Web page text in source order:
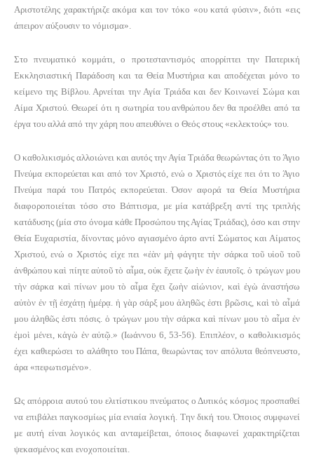
Αριστοτέλης χαρακτήριζε ακόμα και τον τόκο «ου κατά φύσιν», διότι «εις
άπειρον αύξουσιν το νόμισμα».
Στο πνευματικό κομμάτι, ο προτεσταντισμός απορρίπτει την Πατερική
Εκκλησιαστική Παράδοση και τα Θεία Μυστήρια και αποδέχεται μόνο το
κείμενο της Βίβλου. Αρνείται την Αγία Τριάδα και δεν Κοινωνεί Σώμα και
Αίμα Χριστού. Θεωρεί ότι η σωτηρία του ανθρώπου δεν θα προέλθει από τα
έργα του αλλά από την χάρη που απευθύνει ο Θεός στους «εκλεκτούς» του.
Ο καθολικισμός αλλοιώνει και αυτός την Αγία Τριάδα θεωρώντας ότι το Άγιο
Πνεύμα εκπορεύεται και από τον Χριστό, ενώ ο Χριστός είχε πει ότι το Άγιο
Πνεύμα παρά του Πατρός εκπορεύεται. Όσον αφορά τα Θεία Μυστήρια
διαφοροποιείται τόσο στο Βάπτισμα, με μία κατάβρεξη αντί της τριπλής
κατάδυσης (μία στο όνομα κάθε Προσώπου της Αγίας Τριάδας), όσο και στην
Θεία Ευχαριστία, δίνοντας μόνο αγιασμένο άρτο αντί Σώματος και Αίματος
Χριστού, ενώ ο Χριστός είχε πει «ἐὰν μὴ φάγητε τὴν σάρκα τοῦυἱοῦτοῦ
ἀνθρώπου καὶ πίητε αὐτοῦτὸ αἷμα, οὐκἔχετε ζωὴν ἐνἑαυτοῖς.ὁ τρώγων μου
τὴν σάρκα καὶπίνων μου τὸ αἷμα ἔχει ζωὴν αἰώνιον, καὶ ἐγὼ ἀναστήσω
αὐτὸν ἐν τῇ ἐσχάτῃ ἡμέρᾳ. ἡ γὰρ σάρξ μουἀληθῶς ἐστι βρῶσις, καὶτὸ αἷμά
μου ἀληθῶς ἐστι πόσις. ὁ τρώγων μου τὴν σάρκα καὶ πίνων μου τὸ αἷμα ἐν
ἐμοὶ μένει, κἀγὼ ἐν αὐτῷ.» (Ιωάννου 6, 53-56). Επιπλέον, ο καθολικισμός
έχει καθιερώσει το αλάθητο του Πάπα, θεωρώντας τον απόλυτα θεόπνευστο,
άρα «πεφωτισμένο».
Ως απόρροια αυτού του ελιτίστικου πνεύματος ο Δυτικός κόσμος προσπαθεί
να επιβάλει παγκοσμίως μία ενιαία λογική. Την δική του. Όποιος συμφωνεί
με αυτή είναι λογικός και ανταμείβεται, όποιος διαφωνεί χαρακτηρίζεται
ψεκασμένος και ενοχοποιείται.